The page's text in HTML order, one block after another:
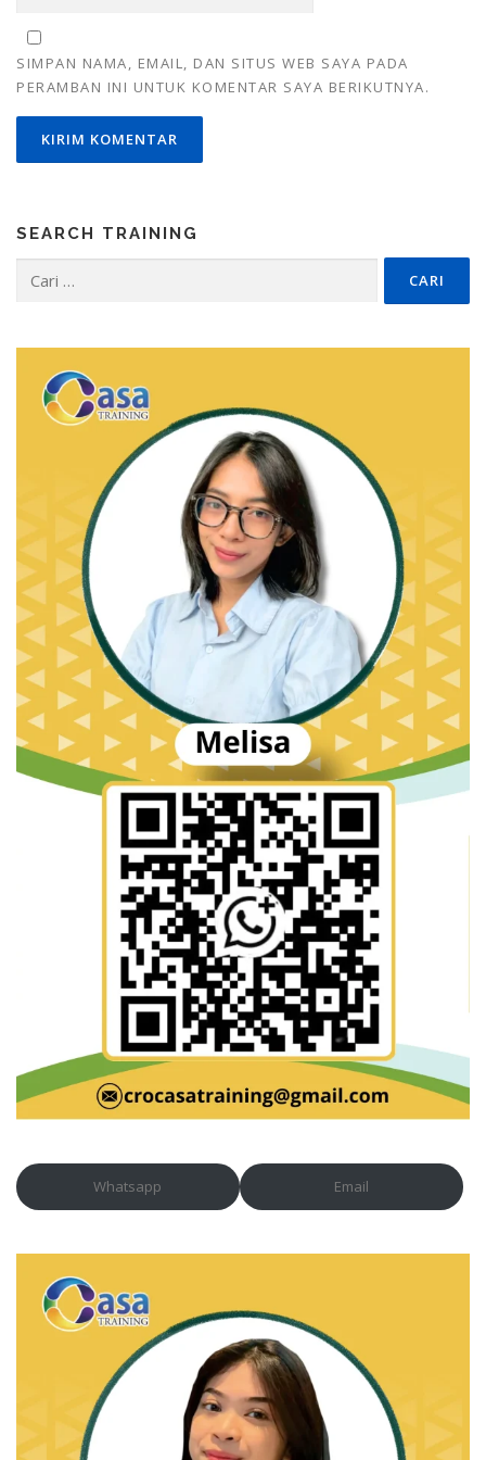
SIMPAN NAMA, EMAIL, DAN SITUS WEB SAYA PADA
PERAMBAN INI UNTUK KOMENTAR SAYA BERIKUTNYA.
SEARCH TRAINING
untuk:
Whatsapp Email